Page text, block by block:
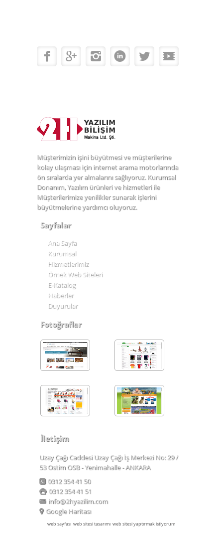
Müşterimizin işini büyütmesi ve müşterilerine
kolay ulaşması için internet arama motorlarında
ön sıralarda yer almalarını sağlıyoruz. Kurumsal
Donanım, Yazılım ürünleri ve hizmetleri ile
Müşterilerimize yenilikler sunarak işlerini
büyütmelerine yardımcı oluyoruz.
Sayfalar
Ana Sayfa
Kurumsal
Hizmetlerimiz
Örnek Web Siteleri
E-Katalog
Haberler
Duyurular
Fotoğraflar
İletişim
Uzay Çağı Caddesi Uzay Çağı İş Merkezi No: 29 /
53 Ostim OSB - Yenimahalle - ANKARA
0312 354 41 50
0312 354 41 51
info@2hyazilim.com
Google Haritası
web sayfası web sitesi tasarımı web sitesi yaptırmak istiyorum